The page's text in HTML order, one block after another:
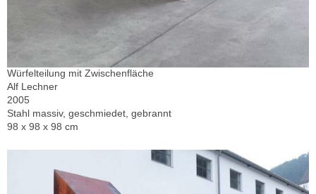
Würfelteilung mit Zwischenfläche
Alf Lechner
2005
Stahl massiv, geschmiedet, gebrannt
98 x 98 x 98 cm